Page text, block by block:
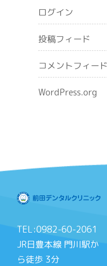
ログイン
投稿フィード
コメントフィード
WordPress.org
TEL:0982-60-2061
JR日豊本線 門川駅か
ら徒歩 3分